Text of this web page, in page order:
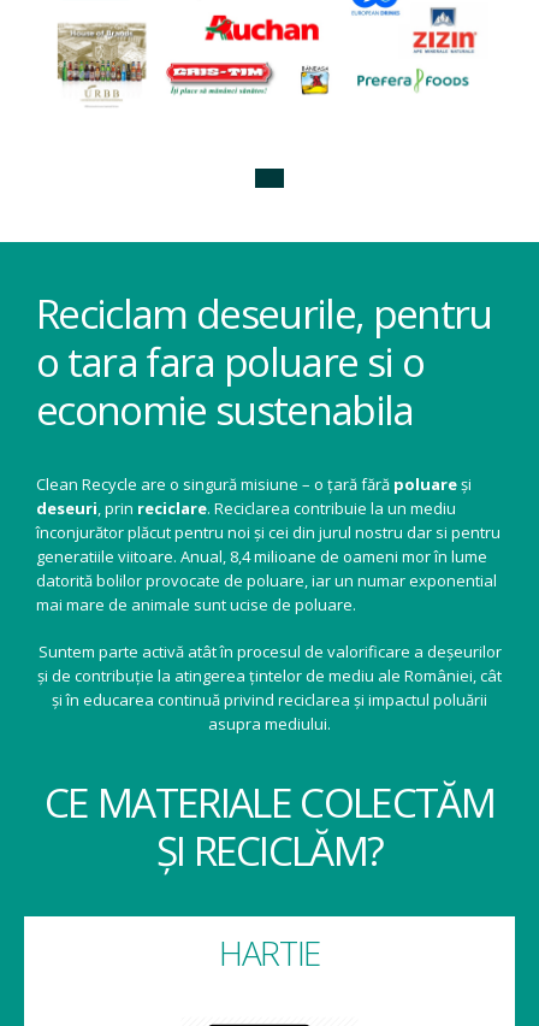
Reciclam deseurile, pentru
o tara fara poluare si o
economie sustenabila
Clean Recycle are o singură misiune – o țară fără poluareși
deseuri, prin reciclare. Reciclarea contribuie la un mediu
înconjurător plăcut pentru noi și cei din jurul nostru dar si pentru
generatiile viitoare. Anual, 8,4 milioane de oameni mor în lume
datorită bolilor provocate de poluare, iar un numar exponential
mai mare de animale sunt ucise de poluare.
Suntem parte activă atât în procesul de valorificare a deșeurilor
și de contribuție la atingerea țintelor de mediu ale României, cât
și în educarea continuă privind reciclarea și impactul poluării
asupra mediului.
CE MATERIALE COLECTĂM
ȘI RECICLĂM?
HARTIE